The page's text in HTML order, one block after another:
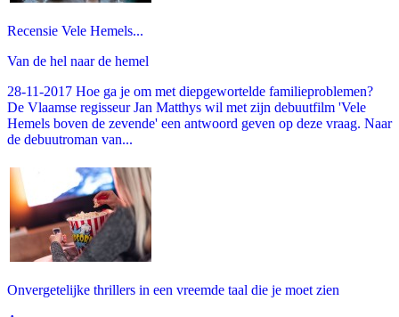
Recensie Vele Hemels...
Van de hel naar de hemel
28-11-2017 Hoe ga je om met diepgewortelde familieproblemen?
De Vlaamse regisseur Jan Matthys wil met zijn debuutfilm 'Vele
Hemels boven de zevende' een antwoord geven op deze vraag. Naar
de debuutroman van...
Onvergetelijke thrillers in een vreemde taal die je moet zien